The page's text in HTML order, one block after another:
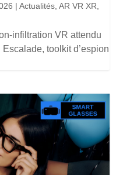
|Actualités ,AR VR XR
infiltration VR attendu
toolkit d’espion